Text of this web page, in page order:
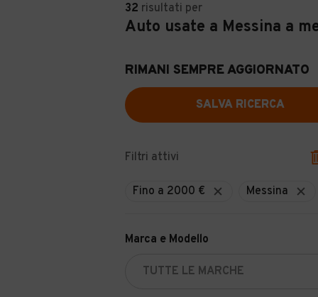
32 risultati per
Auto usate a Messina a
RIMANI SEMPRE AGGIORNATO
SALVA RICERCA
Filtri attivi
Fino a 2000 € Messina
Marca e Modello